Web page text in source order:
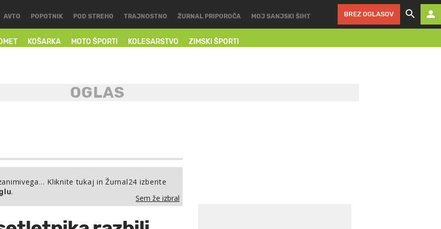
KOŠARKA MOTO ŠPORTI KOLESARSTVO ZIMSKI ŠPORTI
AVTO POPOTNIK POD STREHO TRAJNOSTNO ŽURNAL PRIPOROČA MOJ SANJSKI ŠIHT BREZ OGLASOV
Kliknite tukaj in Žurnal24 izberite
.
Sem že izbral